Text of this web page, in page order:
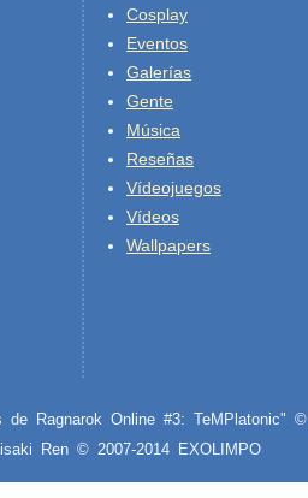
Cosplay
Eventos
Galerías
Gente
Música
Reseñas
Vídeojuegos
Vídeos
Wallpapers
de Ragnarok Online #3: TeMPlatonic" ©
Ren © 2007-2014 EXOLIMPO